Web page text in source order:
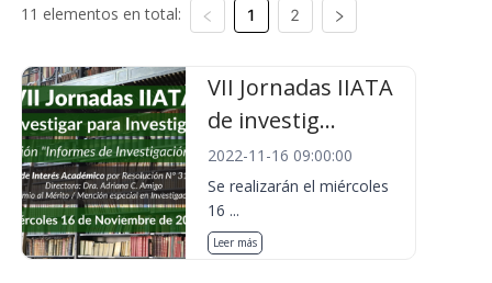
11 elementos en total: 1 2
VII Jornadas IIATA
de investig...
2022-11-16 09:00:00
Se realizarán el miércoles
16 ...
Leer más